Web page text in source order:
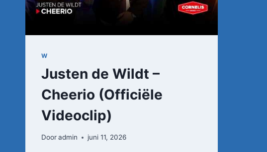
W
Justen de Wildt –
Cheerio (Officiële
Videoclip)
Dooradmin juni 11, 2026